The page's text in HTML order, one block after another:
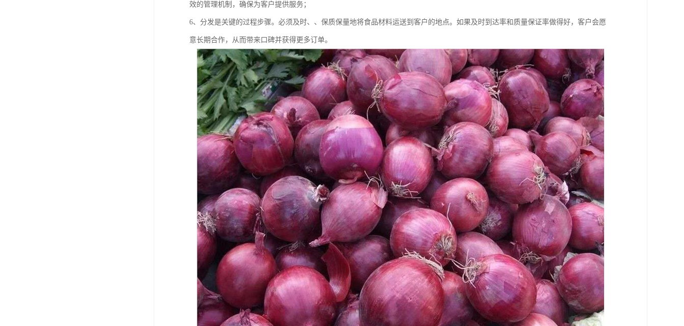
效的管理机制，确保为客户提供服务；
6、分发是关键的过程步骤。必须及时、、保质保量地将食品材料运送到客户的地点。如果及时到达率和质量保证率做得好，客户会愿
意长期合作，从而带来口碑并获得更多订单。